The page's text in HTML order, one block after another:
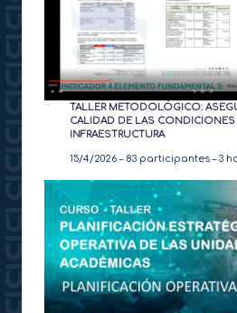
TALLER METODOLÓGICO:
CALIDAD DE LAS CONDICIONES
INFRAESTRUCTURA
15/4/2026 – 83 participantes – 3